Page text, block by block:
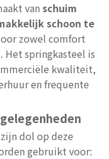
van schuim
schoon te
zowel comfort
Het springkasteel is
kwaliteit,
en frequente
dol op deze
gebruikt voor: